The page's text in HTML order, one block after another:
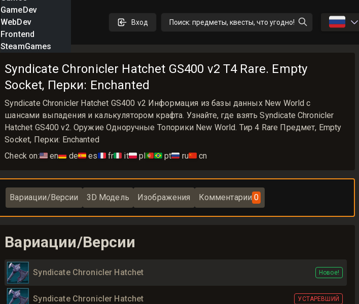
GameDev
WebDev
Frontend
SteamGames
Вход Поиск: предметы, квесты, что угодно! 🇷🇺
Syndicate Chronicler Hatchet GS400 v2 T4 Rare. Empty
Socket, Перки: Enchanted
Syndicate Chronicler Hatchet GS400 v2 Информация из базы данных New World с
шансами выпадения и калькулятором крафта. Узнайте, где взять Syndicate Chronicler
Hatchet GS400 v2. Оружие Одноручные Топорики New World. Тир 4 Rare Предмет, Empty
Socket, Перки: Enchanted
Check on:🇺🇸 en🇩🇪 de🇪🇸 es🇫🇷 fr🇮🇹 it🇵🇱 pl🇵🇹🇧🇷 pt🇷🇺 ru🇨🇳 cn
Вариации/Версии 3D Модель Изображения Комментарии 0
Вариации/Версии
Syndicate Chronicler Hatchet Новое!
Syndicate Chronicler Hatchet УСТАРЕВШИЙ